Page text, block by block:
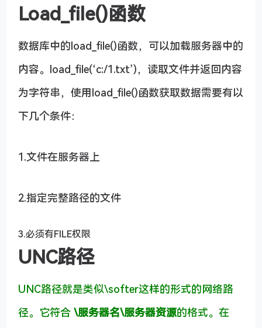
Load_file()函数
数据库中的load_file()函数，可以加载服务器中的
内容。load_file(‘c:/1.txt’)，读取文件并返回内容
为字符串，使用load_file()函数获取数据需要有以
下几个条件：
1.文件在服务器上
2.指定完整路径的文件
3.必须有FILE权限
UNC路径
UNC路径就是类似\softer这样的形式的网络路
径。它符合 \服务器名\服务器资源的格式。在